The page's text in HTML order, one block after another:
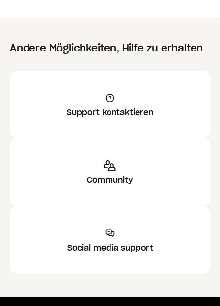
Andere Möglichkeiten, Hilfe zu erhalten
Support kontaktieren
Community
Social media support